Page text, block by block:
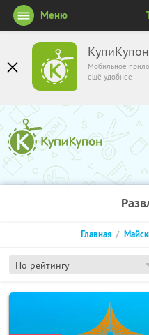
КупиКупон
Мобильное
ещё удобнее
Меню
По рейтингу
Главная